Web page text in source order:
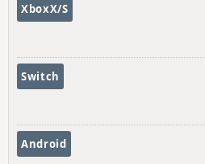
XboxX/S
Switch
Android